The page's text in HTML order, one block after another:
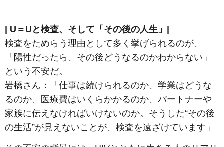
| U＝Uと検査、そして「その後の人生」|
検査をためらう理由として多く挙げられるのが、
「陽性だったら、その後どうなるのかわからない」
という不安だ。
岩橋さん：「仕事は続けられるのか、学業はどうな
るのか、医療費はいくらかかるのか、パートナーや
家族に伝えなければいけないのか。そうした“その後
の生活”が見えないことが、検査を遠ざけています」